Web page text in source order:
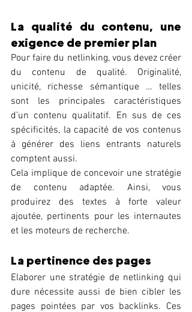
La qualité du contenu, une
exigence de premier plan
Pour faire du netlinking, vous devez créer
du contenu de qualité. Originalité,
unicité, richesse sémantique … telles
sont les principales caractéristiques
d’un contenu qualitatif. En sus de ces
spécificités, la capacité de vos contenus
à générer des liens entrants naturels
comptent aussi.
Cela implique de concevoir une stratégie
de contenu adaptée. Ainsi, vous
produirez des textes à forte valeur
ajoutée, pertinents pour les internautes
et les moteurs de recherche.
La pertinence des pages
Elaborer une stratégie de netlinking qui
dure nécessite aussi de bien cibler les
pages pointées par vos backlinks. Ces